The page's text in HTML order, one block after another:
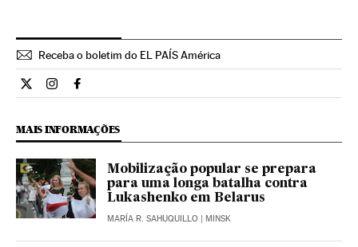
Receba o boletim do EL PAÍS América
Internacional El País Brasil en Twitter
Internacional El País Brasil en Instagram
Internacional El País Brasil en Facebook
MAIS INFORMAÇÕES
Mobilização popular se prepara
para uma longa batalha contra
Lukashenko em Belarus
MARÍA R. SAHUQUILLO | MINSK